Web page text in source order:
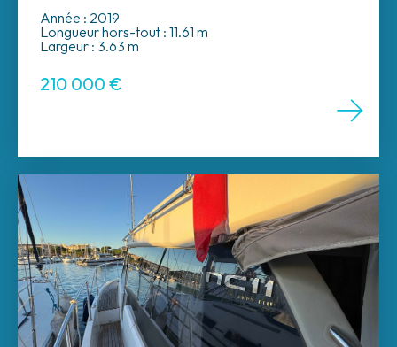
Année : 2019
Longueur hors-tout : 11.61 m
Largeur : 3.63 m
210 000 €